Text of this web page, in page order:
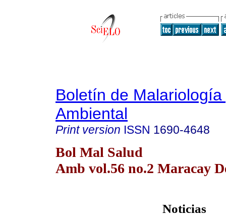
Boletín de
Ambiental
Print version ISSN 1690-4648
Bol Mal Salud
Amb vol.56 no.2 Maracay
Noticias